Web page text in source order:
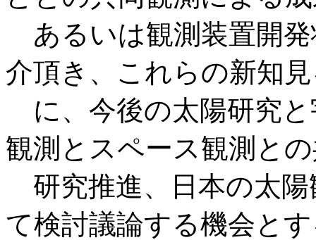
あるいは観測装置開発
介頂き、これらの新知
に、今後の太陽研究と
観測とスペース観測と
研究推進、日本の太陽
て検討議論する機会と